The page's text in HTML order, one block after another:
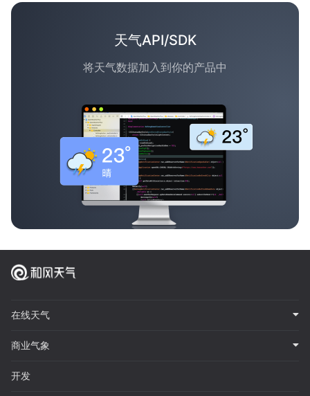
天气API/SDK
将天气数据加入到你的产品中
在线天气
商业气象
开发